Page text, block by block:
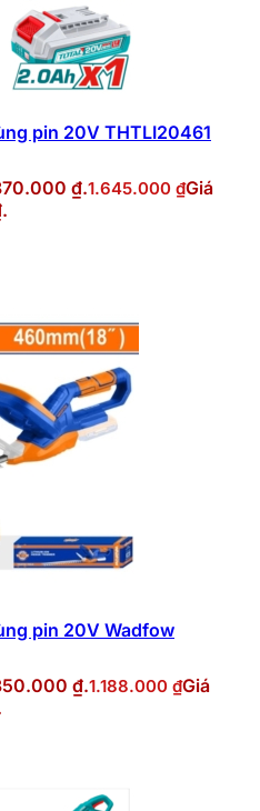
pin 20V THTLI20461
₫.1.645.000 ₫Giá
pin 20V Wadfow
₫.1.188.000 ₫Giá